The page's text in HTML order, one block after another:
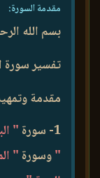
مقدمة السورة:
بسم الله
تفسير سورة
مقدمة
1- سورة
"
"وسورة "